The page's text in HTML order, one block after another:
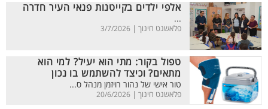
אלפי ילדים בקייטנות פנאי העיר חדרה
...
פלאשנט חינוך | 3/7/2026
טפול בקור: מתי הוא יעיל? למי הוא
מתאים? וכיצד להשתמש בו נכון
טור אישי של נהור רויזמן מנהל ס...
פלאשנט חינוך | 20/6/2026